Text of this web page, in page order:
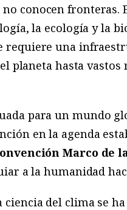
conocen fronteras.
la ecología y la
requiere una
planeta hasta
para un mundo
en la agenda
Marco de
a la humanidad
del clima se